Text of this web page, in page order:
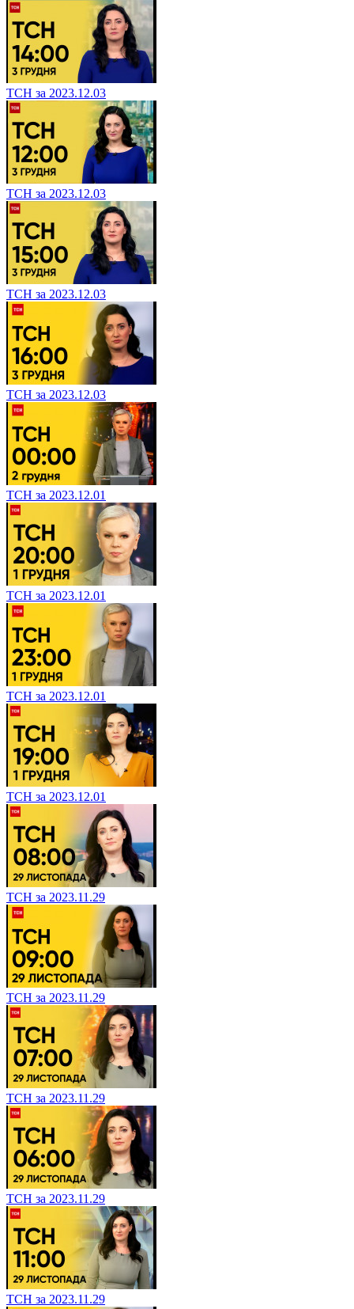
ТСН за 2023.12.03
ТСН за 2023.12.03
ТСН за 2023.12.03
ТСН за 2023.12.03
ТСН за 2023.12.01
ТСН за 2023.12.01
ТСН за 2023.12.01
ТСН за 2023.12.01
ТСН за 2023.11.29
ТСН за 2023.11.29
ТСН за 2023.11.29
ТСН за 2023.11.29
ТСН за 2023.11.29